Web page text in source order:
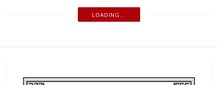
LOADING...